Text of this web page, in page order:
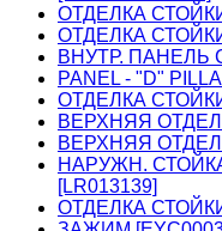
ОТДЕЛКА СТОЙКИ
ОТДЕЛКА СТОЙКИ
ВНУТР. ПАНЕЛЬ
PANEL - "D"
ОТДЕЛКА СТОЙКИ
ВЕРХНЯЯ
ВЕРХНЯЯ
НАРУЖН.
[LR013139]
ОТДЕЛКА СТОЙКИ